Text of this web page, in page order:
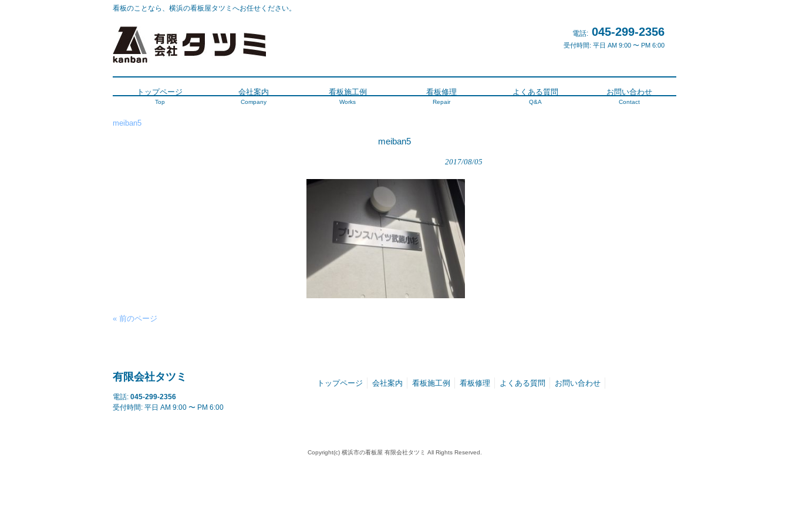
看板のことなら、横浜の看板屋タツミへお任せください。
電話: 045-299-2356
受付時間: 平日 AM 9:00 〜 PM 6:00
トップページ
Top
会社案内
Company
看板施工例
Works
看板修理
Repair
よくある質問
Q&A
お問い合わせ
Contact
meiban5
meiban5
2017/08/05
« 前のページ
有限会社タツミ
電話: 045-299-2356
受付時間: 平日 AM 9:00 〜 PM 6:00
トップページ 会社案内 看板施工例 看板修理 よくある質問 お問い合わせ
Copyright(c) 横浜市の看板屋 有限会社タツミ All Rights Reserved.